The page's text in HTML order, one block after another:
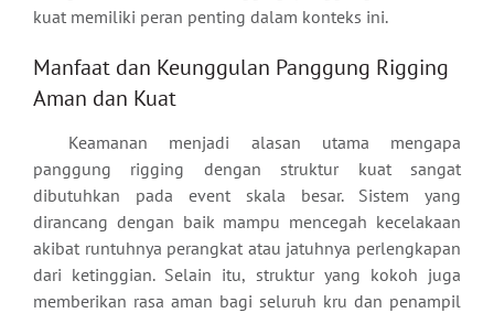
kuat memiliki peran penting dalam konteks ini.
Manfaat dan Keunggulan Panggung Rigging
Aman dan Kuat
Keamanan menjadi alasan utama mengapa
panggung rigging dengan struktur kuat sangat
dibutuhkan pada event skala besar. Sistem yang
dirancang dengan baik mampu mencegah kecelakaan
akibat runtuhnya perangkat atau jatuhnya perlengkapan
dari ketinggian. Selain itu, struktur yang kokoh juga
memberikan rasa aman bagi seluruh kru dan penampil